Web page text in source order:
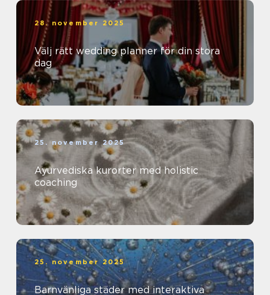
28. november 2025
Välj rätt wedding planner för din stora
dag
25. november 2025
Ayurvediska kurorter med holistic
coaching
25. november 2025
Barnvänliga städer med interaktiva